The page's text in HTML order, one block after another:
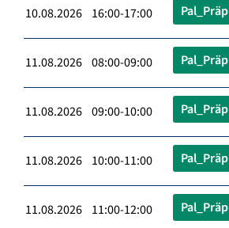
10.08.2026 16:00-17:00 Pal_Präp
11.08.2026 08:00-09:00 Pal_Präp
11.08.2026 09:00-10:00 Pal_Präp
11.08.2026 10:00-11:00 Pal_Präp
11.08.2026 11:00-12:00 Pal_Präp